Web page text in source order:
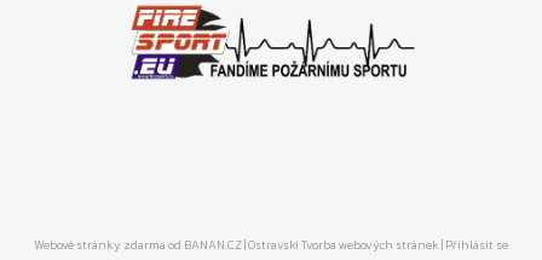
Webové stránky zdarma od BANAN.CZ|Ostravski Tvorba webových stránek | Přihlásit se